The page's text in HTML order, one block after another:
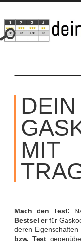
SKIP
CONTENT
DEIN
MIT
Mach den Test:
Bestsellerfür
deren Eigenschaften
bzw. Test